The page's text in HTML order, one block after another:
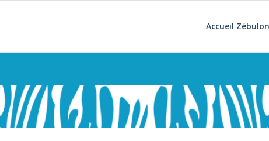
Accueil Zébulon